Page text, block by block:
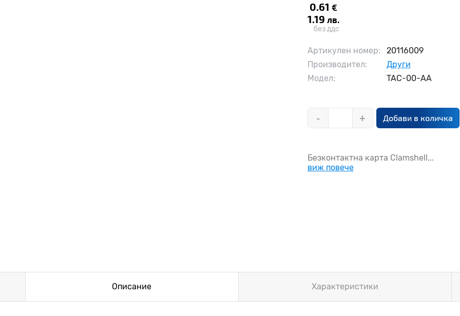
0.61 €
1.19 лв.
без ддс
Артикулен номер:
20116009
Производител:
Други
Модел:
TAC-00-AA
- + Добави в количка
Безконтактна карта Clamshell...
виж повече
Описание Характеристики